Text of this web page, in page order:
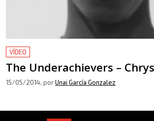
VÍDEO
The Underachievers –
15/05/2014, porUnai García Gonzalez